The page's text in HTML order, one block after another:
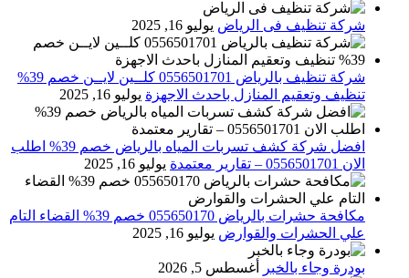
شركة تنظيف فى الرياض يوليو 16, 2025
شركة تنظيف بالرياض 0556501701 كلــين لايــن خصم 39%
تنظيف وتعقيم المنازل باحدث الاجهزة يوليو 16, 2025
افضل شركة كشف تسربات المياه بالرياض خصم 39% اطلب
الان 0556501701‬‏ – تقارير معتمدة
يوليو 16, 2025
مكافحة حشرات بالرياض 055650170 خصم 39% القضاء التام
علي الحشرات والقوارض يوليو 16, 2025
بودرة وجاء بالخبر أغسطس 5, 2026